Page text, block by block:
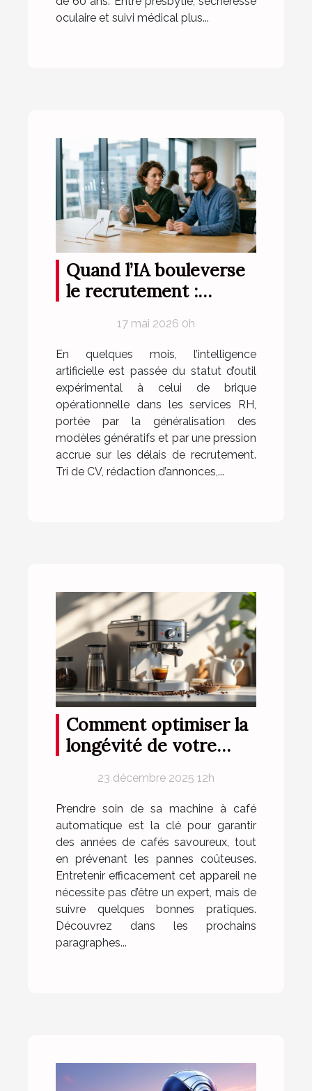
oculaire et suivi médical plus...
Quand l’IA bouleverse
le recrutement :
concrets en RH
17 mai 2026 0h
En quelques mois, l’intelligence
artificielle est passée du statut d’outil
expérimental à celui de brique
opérationnelle dans les services RH,
portée par la généralisation des
modèles génératifs et par une pression
accrue sur les délais de recrutement.
Tri de CV, rédaction d’annonces,...
Comment optimiser la
longévité de votre
automatique ?
23 décembre 2025 12h
Prendre soin de sa machine à café
automatique est la clé pour garantir
des années de cafés savoureux, tout
en prévenant les pannes coûteuses.
Entretenir efficacement cet appareil ne
nécessite pas d’être un expert, mais de
suivre quelques bonnes pratiques.
Découvrez dans les prochains
paragraphes...